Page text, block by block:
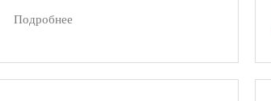
Подробнее